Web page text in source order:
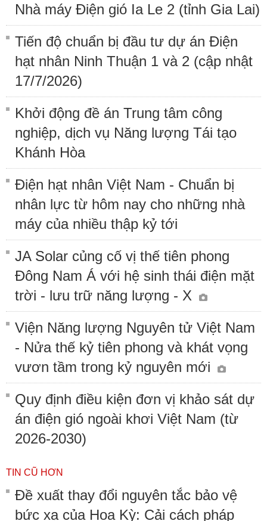
Nhà máy Điện gió Ia Le 2 (tỉnh Gia Lai)
Tiến độ chuẩn bị đầu tư dự án Điện
hạt nhân Ninh Thuận 1 và 2 (cập nhật
17/7/2026)
Khởi động đề án Trung tâm công
nghiệp, dịch vụ Năng lượng Tái tạo
Khánh Hòa
Điện hạt nhân Việt Nam - Chuẩn bị
nhân lực từ hôm nay cho những nhà
máy của nhiều thập kỷ tới
JA Solar củng cố vị thế tiên phong
Đông Nam Á với hệ sinh thái điện mặt
trời - lưu trữ năng lượng - X
Viện Năng lượng Nguyên tử Việt Nam
- Nửa thế kỷ tiên phong và khát vọng
vươn tầm trong kỷ nguyên mới
Quy định điều kiện đơn vị khảo sát dự
án điện gió ngoài khơi Việt Nam (từ
2026-2030)
TIN CŨ HƠN
Đề xuất thay đổi nguyên tắc bảo vệ
bức xạ của Hoa Kỳ: Cải cách pháp